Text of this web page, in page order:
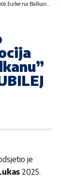
2025. – JUBILEJ
je
2025.